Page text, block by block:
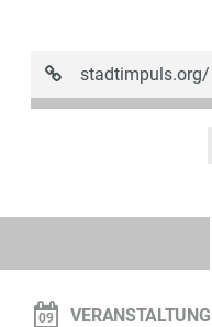
URL
auf
stadtimpuls.org/
VERANSTALTUNG